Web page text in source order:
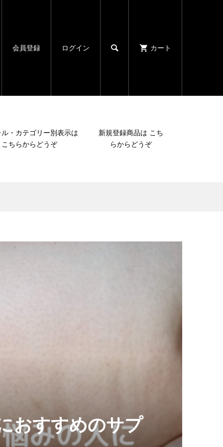
会員登録 ログイン  カート
・カテゴリー別表示は
こちらからどうぞ
新規登録商品は こち
らからどうぞ
おすすめのサプ